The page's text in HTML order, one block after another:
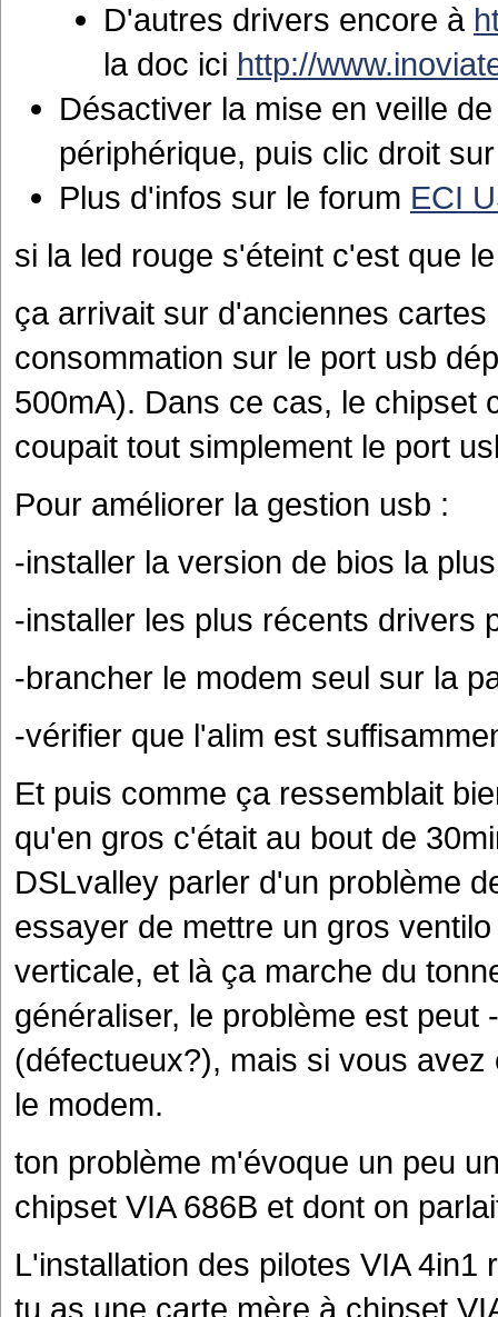
D'autres drivers encore à
la doc ici http://
Désactiver la mise en veille
périphérique, puis clic droit
Plus d'infos sur le forum ECI
si la led rouge s'éteint c'est que
ça arrivait sur d'anciennes
consommation sur le port usb
500mA). Dans ce cas, le chipset
coupait tout simplement le port
Pour améliorer la gestion usb :
-installer la version de bios la
-installer les plus récents drivers
-brancher le modem seul sur la
-vérifier que l'alim est
Et puis comme ça ressemblait
qu'en gros c'était au bout de
DSLvalley parler d'un problème
essayer de mettre un gros
verticale, et là ça marche du
généraliser, le problème est
(défectueux?), mais si vous
le modem.
ton problème m'évoque un peu
chipset VIA 686B et dont on
L'installation des pilotes VIA
tu as une carte mère à chipset